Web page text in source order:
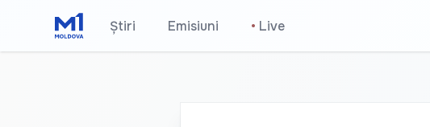
Știri Emisiuni • Live